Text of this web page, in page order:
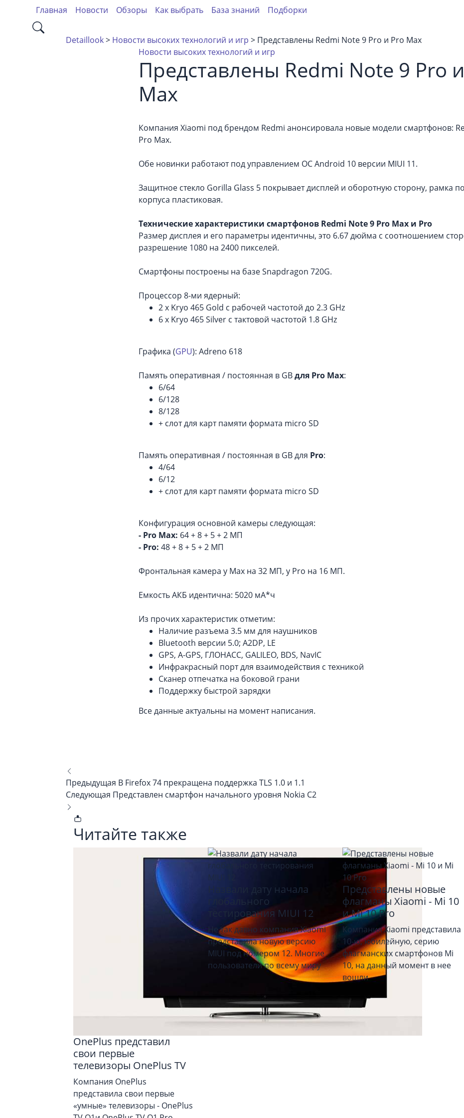
Главная Новости Обзоры Как выбрать База знаний Подборки
Detaillook> Новости высоких технологий и игр > Представлены Redmi Note 9 Pro и Pro Max
Новости высоких технологий и игр
Представлены Redmi Note 9 Pro
Max
Компания Xiaomi под брендом Redmi анонсировала новые модели смартфонов:
Pro Max.
Обе новинки работают под управлением ОС Android 10 версии MIUI 11.
Защитное стекло Gorilla Glass 5 покрывает дисплей и оборотную сторону, рамка
корпуса пластиковая.
Технические характеристики смартфонов Redmi Note 9 Pro Max и Pro
Размер дисплея и его параметры идентичны, это 6.67 дюйма с соотношением
разрешение 1080 на 2400 пикселей.
Смартфоны построены на базе Snapdragon 720G.
Процессор 8-ми ядерный:
2 x Kryo 465 Gold с рабочей частотой до 2.3 GHz
6 x Kryo 465 Silver c тактовой частотой 1.8 GHz
Графика (GPU): Adreno 618
Память оперативная / постоянная в GBдля Pro Max:
6/64
6/128
8/128
+ слот для карт памяти формата micro SD
Память оперативная / постоянная в GB для Pro:
4/64
6/12
+ слот для карт памяти формата micro SD
Конфигурация основной камеры следующая:
- Pro Max: 64 + 8 + 5 + 2 МП
- Pro: 48 + 8 + 5 + 2 МП
Фронтальная камера у Max на 32 МП, у Pro на 16 МП.
Емкость АКБ идентична: 5020 мА*ч
Из прочих характеристик отметим:
Наличие разъема 3.5 мм для наушников
Bluetooth версии 5.0; A2DP, LE
GPS, A-GPS, ГЛОНАСС, GALILEO, BDS, NavIC
Инфракрасный порт для взаимодействия с техникой
Сканер отпечатка на боковой грани
Поддержку быстрой зарядки
Все данные актуальны на момент написания.
Предыдущая В Firefox 74 прекращена поддержка TLS 1.0 и 1.1
Следующая Представлен смартфон начального уровня Nokia C2
Читайте также
OnePlus представил
свои первые
телевизоры OnePlus TV
Компания OnePlus
представила свои первые
«умные» телевизоры - OnePlus
Назвали дату начала
глобального
тестирования MIUI 12
Не так давно компания Xiaomi
представила новую версию
MIUI под номером 12. Многие
пользователи по всему миру
Представлены новые
флагманы Xiaomi - Mi 10
и Mi 10 Pro
Компания Xiaomi представила
10-ю, юбилейную, серию
флагманских смартфонов Mi
10, на данный момент в нее
вошли